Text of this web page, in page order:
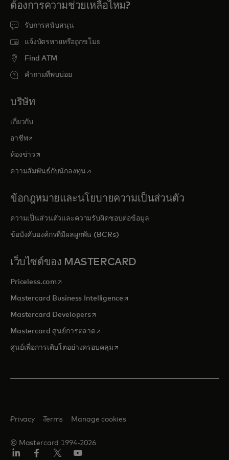
ต้องการความช่วยเหลือไหม?
รับการสนับสนุน
แจ้งบัตรหายหรือถูกขโมย
Find ATM
คำถามที่พบบ่อย
บริษัท
เกี่ยวกับ
อาชีพopens in a new tab
ห้องข่าว opens in a new tab
ความสัมพันธ์กับนักลงทุนopens in a new tab
ข้อกฎหมายและนโยบายความเป็นส่วนตัว
ความเป็นส่วนตัวและความรับผิดชอบต่อข้อมูล
ข้อบังคับองค์กรที่มีผลผูกพัน (BCRs)
เว็บไซต์ของ MASTERCARD
Priceless.com opens in a new tab
Mastercard Business Intelligenceopens in a new tab
Mastercard Developersopens in a new tab
Mastercard ศูนย์การตลาด opens in a new tab
ศูนย์เพื่อการเติบโตอย่างครอบคลุมopens in a new tab
© Mastercard 1994-2026
Privacy Terms Manage cookies